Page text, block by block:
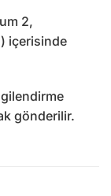
2,
içerisinde
gönderilir.